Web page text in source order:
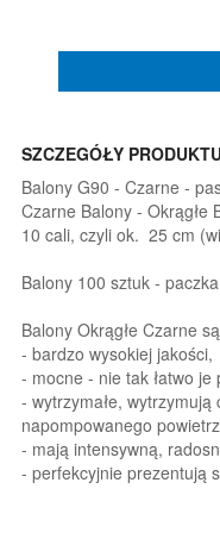
SZCZEGÓŁY
Balony G90 - Czarne -
Czarne Balony - Okrągłe
10 cali, czyli ok. 25 cm
Balony 100 sztuk -
Balony Okrągłe Czarne
- bardzo wysokiej jakości,
- mocne - nie tak łatwo je
- wytrzymałe,
napompowanego
- mają intensywną,
- perfekcyjnie prezentują